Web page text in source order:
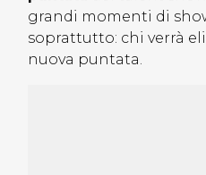
grandi momenti di
soprattutto: chi verrà
nuova puntata.